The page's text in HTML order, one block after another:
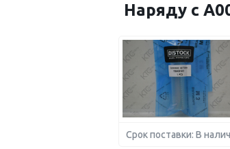
Наряду с
Срок поставки: В